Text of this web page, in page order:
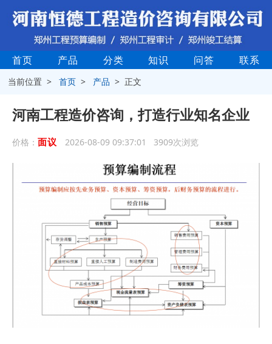
首页 产品 分类 知识 问答 联系
当前位置 >首页 > 产品 > 正文
河南工程造价咨询，打造行业知名企业
价格： 面议 2026-08-09 09:37:01 3909次浏览